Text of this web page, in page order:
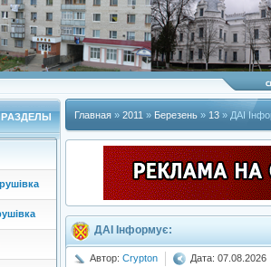
РAЗДЕЛЫ Главная » 2011 » Березень » 13 » ДАІ
ДАІ Інформує:
Автор: Crypton Дата: 07.08.2026